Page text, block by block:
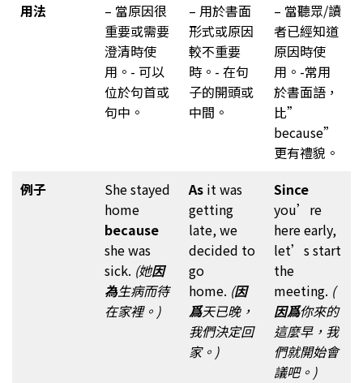
用法
– 當原因很
重要或需要
澄清時使
用。- 可以
位於句首或
句中。
– 用於書面
形式或原因
較不重要
時。- 在句
子的開頭或
中間。
– 當聽眾/讀
者已經知道
原因時使
用。-常用
於書面語，
比”
because”
更有禮貌。
例子
She stayed
home
because
she was
sick. (她因
為生病而待
在家裡。)
As it was
getting
late, we
decided to
go
home. (因
爲天已晚，
我們決定回
家。)
Since
you’re
here early,
let’s start
the
meeting. (
因爲你來的
這麼早，我
們就開始會
議吧。)